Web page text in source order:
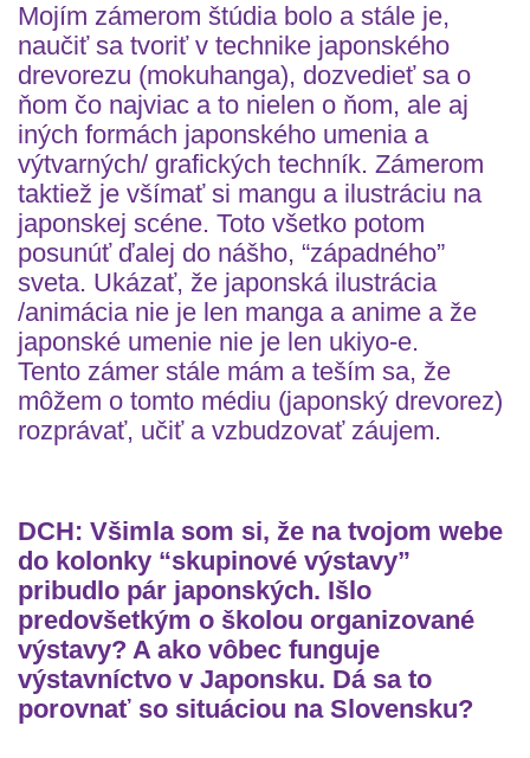
Mojím zámerom štúdia bolo a stále je,
naučiť sa tvoriť v technike japonského
drevorezu (mokuhanga), dozvedieť sa o
ňom čo najviac a to nielen o ňom, ale aj
iných formách japonského umenia a
výtvarných/ grafických techník. Zámerom
taktiež je všímať si mangu a ilustráciu na
japonskej scéne. Toto všetko potom
posunúť ďalej do nášho, “západného”
sveta. Ukázať, že japonská ilustrácia
/animácia nie je len manga a anime a že
japonské umenie nie je len ukiyo-e.
Tento zámer stále mám a teším sa, že
môžem o tomto médiu (japonský drevorez)
rozprávať, učiť a vzbudzovať záujem.
DCH: Všimla som si, že na tvojom webe
do kolonky “skupinové výstavy”
pribudlo pár japonských. Išlo
predovšetkým o školou organizované
výstavy? A ako vôbec funguje
výstavníctvo v Japonsku. Dá sa to
porovnať so situáciou na Slovensku?